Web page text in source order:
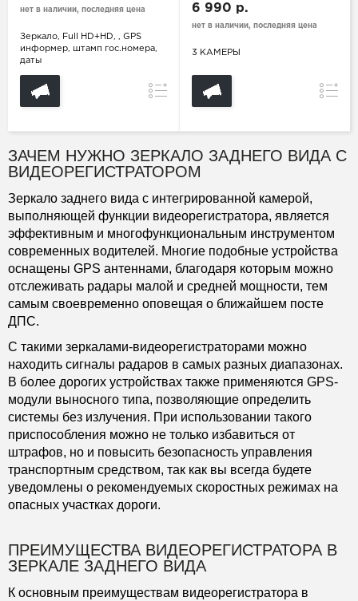
нет в наличии, последняя цена
Зеркало, Full HD+HD, , GPS
информер, штамп гос.номера,
даты
Сравнение
6 990 р.
нет в наличии, последняя цена
3 КАМЕРЫ
ЗАЧЕМ НУЖНО ЗЕРКАЛО ЗАДНЕГО ВИДА С
ВИДЕОРЕГИСТРАТОРОМ
Зеркало заднего вида с интегрированной камерой,
выполняющей функции видеорегистратора, является
эффективным и многофункциональным инструментом
современных водителей. Многие подобные устройства
оснащены GPS антеннами, благодаря которым можно
отслеживать радары малой и средней мощности, тем
самым своевременно оповещая о ближайшем посте
ДПС.
С такими зеркалами-видеорегистраторами можно
находить сигналы радаров в самых разных диапазонах.
В более дорогих устройствах также применяются GPS-
модули выносного типа, позволяющие определить
системы без излучения. При использовании такого
приспособления можно не только избавиться от
штрафов, но и повысить безопасность управления
транспортным средством, так как вы всегда будете
уведомлены о рекомендуемых скоростных режимах на
опасных участках дороги.
ПРЕИМУЩЕСТВА ВИДЕОРЕГИСТРАТОРА В
ЗЕРКАЛЕ ЗАДНЕГО ВИДА
К основным преимуществам видеорегистратора в